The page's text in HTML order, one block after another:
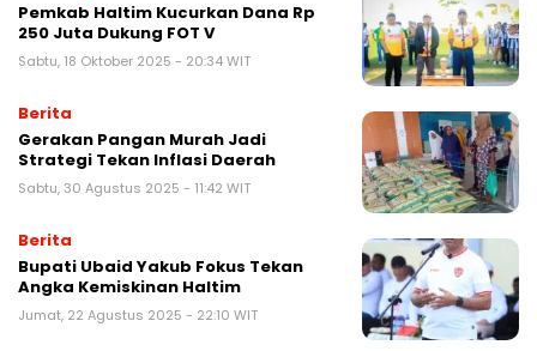
Pemkab Haltim Kucurkan Dana Rp
250 Juta Dukung FOT V
Sabtu, 18 Oktober 2025 - 20:34 WIT
Berita
Gerakan Pangan Murah Jadi
Strategi Tekan Inflasi Daerah
Sabtu, 30 Agustus 2025 - 11:42 WIT
Berita
Bupati Ubaid Yakub Fokus Tekan
Angka Kemiskinan Haltim
Jumat, 22 Agustus 2025 - 22:10 WIT